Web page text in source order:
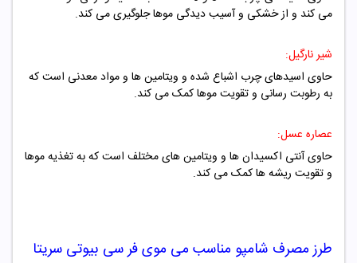
می کند و از خشکی و آسیب دیدگی موها جلوگیری می کند.
شیر نارگیل:
حاوی اسیدهای چرب اشباع شده و ویتامین ها و مواد معدنی است که
به رطوبت رسانی و تقویت موها کمک می کند.
عصاره عسل:
حاوی آنتی اکسیدان ها و ویتامین های مختلف است که به تغذیه موها
و تقویت ریشه ها کمک می کند.
طرز مصرف شامپو مناسب می موی فر سی بیوتی سریتا